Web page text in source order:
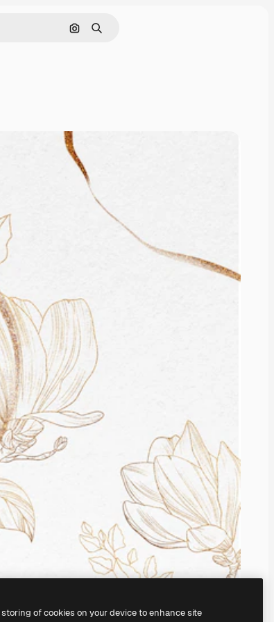
Cerca per immagine
Ricerca
of cookies on your device to enhance site